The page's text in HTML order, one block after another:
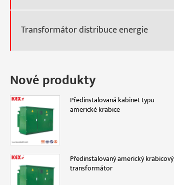
Transformátor distribuce energie
Nové produkty
Předinstalovaná kabinet typu
americké krabice
Předinstalovaný americký krabicový
transformátor